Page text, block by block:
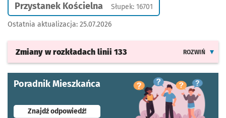
Przystanek Kościelna Słupek: 16701
Ostatnia aktualizacja: 25.07.2026
Zmiany w rozkładach linii 133 ROZWIŃ
Poradnik Mieszkańca
Znajdź odpowiedź!- otworzy się w nowej karcie